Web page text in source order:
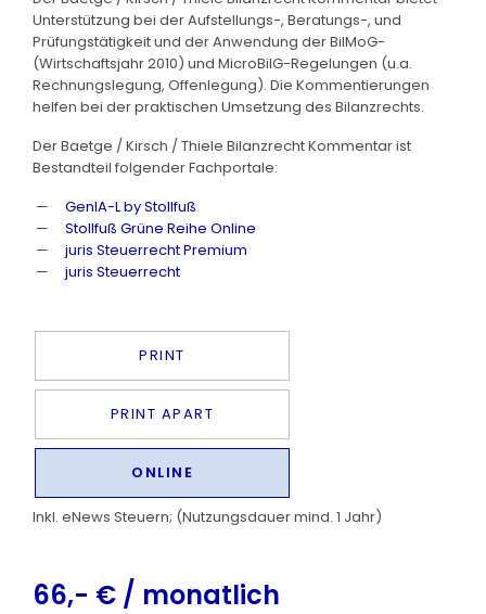
Unterstützung bei der Aufstellungs-, Beratungs-, und
Prüfungstätigkeit und der Anwendung der BilMoG-
(Wirtschaftsjahr 2010) und MicroBilG-Regelungen (u.a.
Rechnungslegung, Offenlegung). Die Kommentierungen
helfen bei der praktischen Umsetzung des Bilanzrechts.
Der Baetge / Kirsch / Thiele Bilanzrecht Kommentar ist
Bestandteil folgender Fachportale:
GenIA-L by Stollfuß
Stollfuß Grüne Reihe Online
juris Steuerrecht Premium
juris Steuerrecht
PRINT
PRINT APART
ONLINE
Inkl. eNews Steuern; (Nutzungsdauer mind. 1 Jahr)
66,- € / monatlich